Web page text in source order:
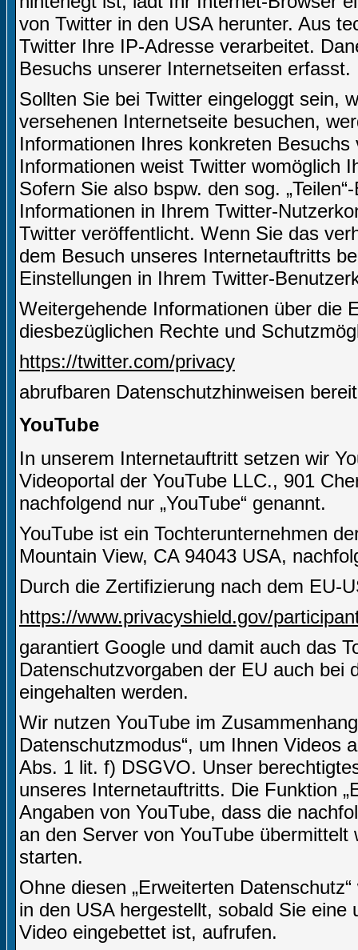
von Twitter in den USA herunter. Aus
Twitter Ihre IP-Adresse verarbeitet.
Besuchs unserer Internetseiten erfasst.
Sollten Sie bei Twitter eingeloggt sein,
versehenen Internetseite besuchen,
Informationen Ihres konkreten
Informationen weist Twitter womöglich
Sofern Sie also bspw. den sog.
Informationen in Ihrem Twitter-
Twitter veröffentlicht. Wenn Sie das
dem Besuch unseres Internetauftritts
Einstellungen in Ihrem Twitter-
Weitergehende Informationen über die
diesbezüglichen Rechte und
https://twitter.com/privacy
abrufbaren Datenschutzhinweisen
YouTube
In unserem Internetauftritt setzen wir
Videoportal der YouTube LLC., 901
nachfolgend nur „YouTube“ genannt.
YouTube ist ein Tochterunternehmen
Mountain View, CA 94043 USA,
Durch die Zertifizierung nach dem EU-
https://www.privacyshield.gov/
garantiert Google und damit auch das
Datenschutzvorgaben der EU auch bei
eingehalten werden.
Wir nutzen YouTube im
Datenschutzmodus“, um Ihnen Videos
Abs. 1 lit. f) DSGVO. Unser
unseres Internetauftritts. Die Funktion
Angaben von YouTube, dass die
an den Server von YouTube
starten.
Ohne diesen „Erweiterten
in den USA hergestellt, sobald Sie
Video eingebettet ist, aufrufen.